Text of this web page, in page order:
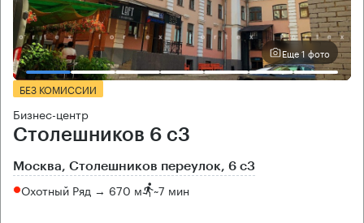
Еще 1 фото
БЕЗ КОМИССИИ
Бизнес-центр
Столешников 6 с3
Москва, Столешников переулок, 6 с3
Охотный Ряд → 670 м ~7 мин